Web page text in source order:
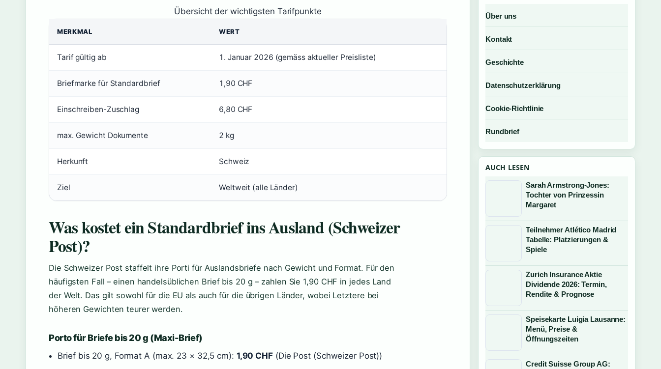
Übersicht der wichtigsten Tarifpunkte
MERKMAL WERT
Tarif gültig ab 1. Januar 2026 (gemäss aktueller Preisliste)
Briefmarke für Standardbrief 1,90 CHF
Einschreiben-Zuschlag 6,80 CHF
max. Gewicht Dokumente 2 kg
Herkunft Schweiz
Ziel Weltweit (alle Länder)
Was kostet ein Standardbrief ins Ausland (Schweizer
Post)?
Die Schweizer Post staffelt ihre Porti für Auslandsbriefe nach Gewicht und Format. Für den
häufigsten Fall – einen handelsüblichen Brief bis 20 g – zahlen Sie 1,90 CHF in jedes Land
der Welt. Das gilt sowohl für die EU als auch für die übrigen Länder, wobei Letztere bei
höheren Gewichten teurer werden.
Porto für Briefe bis 20 g (Maxi-Brief)
Brief bis 20 g, Format A (max. 23 × 32,5 cm): 1,90 CHF (Die Post (Schweizer Post))
Über uns
Kontakt
Geschichte
Datenschutzerklärung
Cookie-Richtlinie
Rundbrief
AUCH LESEN
Sarah Armstrong-Jones:
Tochter von Prinzessin
Margaret
Teilnehmer Atlético Madrid
Tabelle: Platzierungen &
Spiele
Zurich Insurance Aktie
Dividende 2026: Termin,
Rendite & Prognose
Speisekarte Luigia Lausanne:
Menü, Preise &
Öffnungszeiten
Credit Suisse Group AG: